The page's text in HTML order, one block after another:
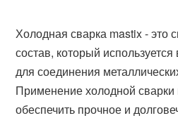
Холодная сварка mastix - это
состав, который
для соединения
Применение холодной сварки
обеспечить прочное и